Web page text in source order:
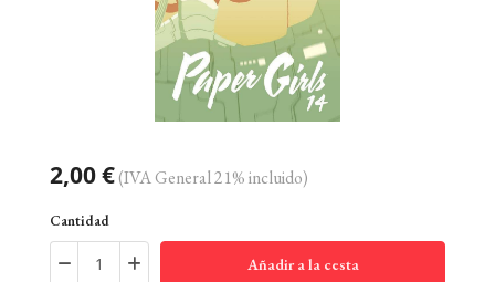
2,00 €(IVA General 21% incluido)
Cantidad
Añadir a la cesta